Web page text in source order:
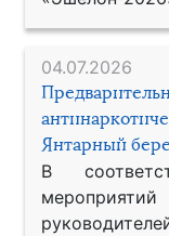
04.07.2026
Янтарный
В